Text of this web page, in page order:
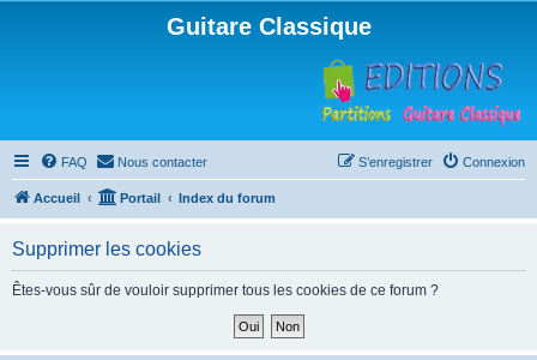
Guitare Classique
FAQ Nous contacter Connexion
S’enregistrer
Accueil Portail Index du forum
Supprimer les cookies
Êtes-vous sûr de vouloir supprimer tous les cookies de ce forum ?